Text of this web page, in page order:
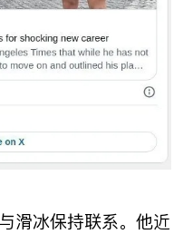
滑冰保持联系。他近